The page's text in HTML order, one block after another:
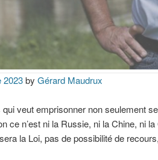
2023by Gérard Maudrux
veut emprisonner non seulement
ce n’est ni la Russie, ni la Chine, ni
la Loi, pas de possibilité de